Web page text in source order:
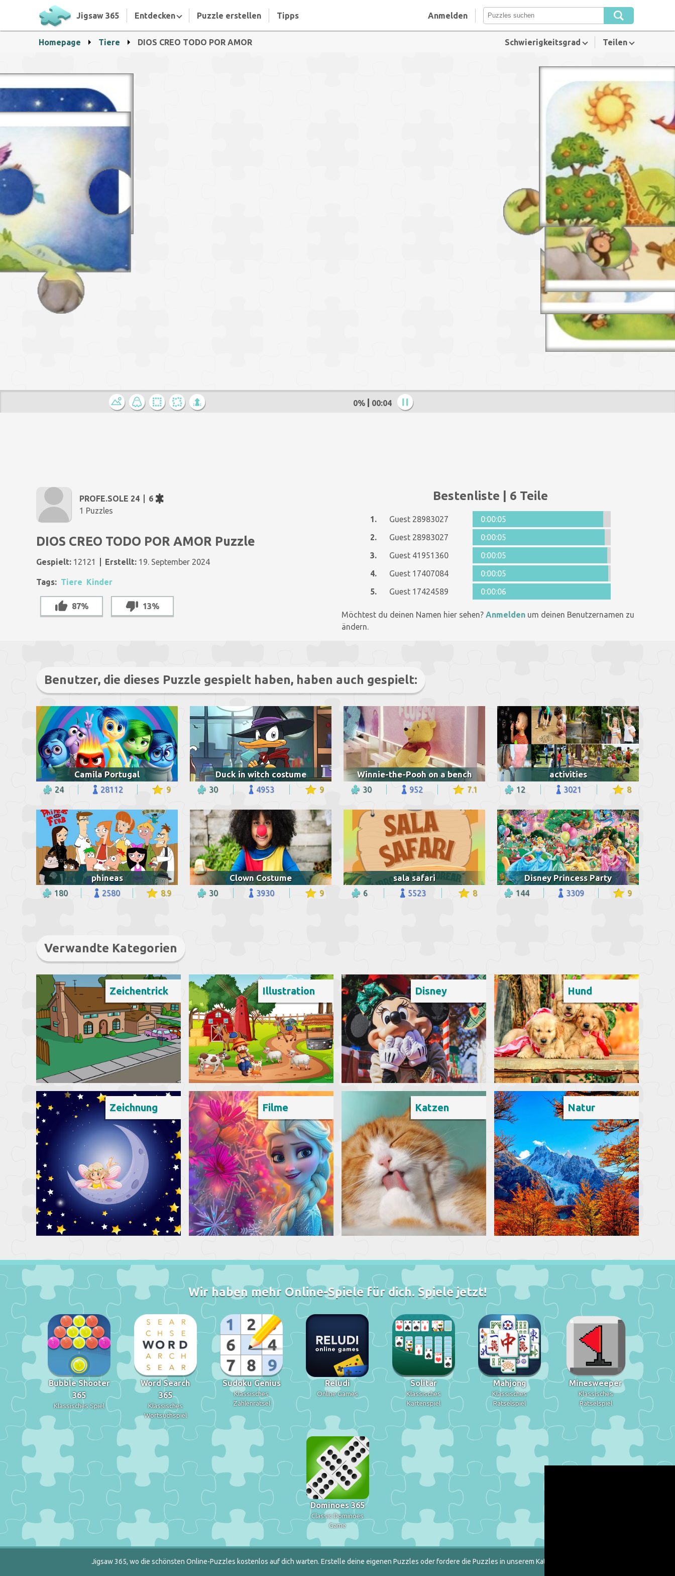
Jigsaw 365 Entdecken Puzzle erstellen Tipps Anmelden
Homepage Tiere DIOS CREO TODO POR AMOR Schwierigkeitsgrad Teilen
0% 00:05
PROFE.SOLE 24
6
1 Puzzles
DIOS CREO TODO POR AMOR Puzzle
Gespielt: 12121 Erstellt: 19. September 2024
Tags: Tiere Kinder
87% 13%
Bestenliste | 6 Teile
1. Guest 28983027
0:00:05
2.
Guest 28983027
0:00:05
3.
Guest 41951360
0:00:05
4.
Guest 17407084
0:00:05
5.
Guest 17424589 0:00:06
Möchtest du deinen Namen hier sehen? Anmelden um deinen Benutzernamen zu
ändern.
Benutzer, die dieses Puzzle gespielt haben, haben auch gespielt:
Camila Portugal
24 28112 9
Duck in witch costume
30 4953 9
Winnie-the-Pooh on a bench
30 952 7.1
activities
12 3021 8
phineas
180 2580 8.9
Clown Costume
30 3930 9
sala safari
6 5523 8
Disney Princess Party
144 3309 9
Verwandte Kategorien
Zeichentrick Illustration Disney Hund
Zeichnung Filme Katzen Natur
Wir haben mehr Online-Spiele für dich. Spiele jetzt!
Bubble Shooter
365
Klassisches Spiel
Word Search
365
Klassisches
Wortsuchspiel
Sudoku Genius
Klassisches
Zahlenrätsel
Reludi
Online Games
Solitär
Klassisches
Kartenspiel
Mahjong
Klassisches
Rätselspiel
Minesweeper
Klassisches
Rätselspiel
Dominoes 365
Classic Dominoes
Game
Jigsaw 365, wo die schönsten Online-Puzzles kostenlos auf dich warten. Erstelle deine eigenen Puzzles oder fordere die Puzzles in unserem Katalog heraus.